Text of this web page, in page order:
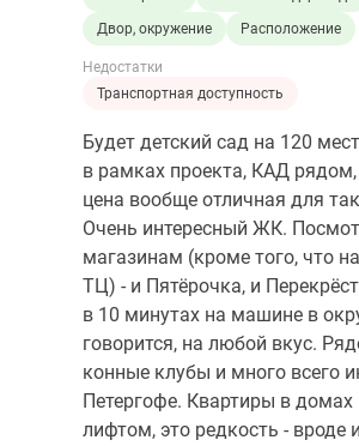
Двор, окружение
Расположение
Недостатки
Транспортная доступность
Будет детский сад на 120
в рамках проекта, КАД
цена вообще отличная для
Очень интересный ЖК.
магазинам (кроме того, что
ТЦ) - и Пятёрочка, и
в 10 минутах на машине в
говорится, на любой вкус.
конные клубы и много всего
Петергофе. Квартиры в домах
лифтом, это редкость - вроде